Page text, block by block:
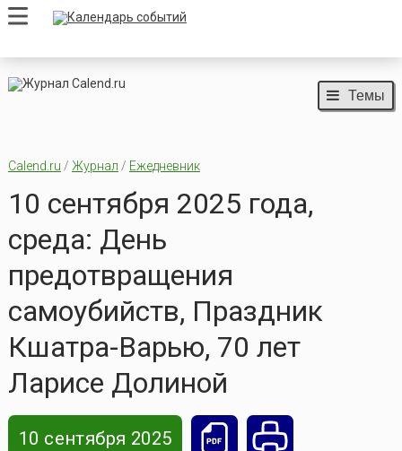
Темы
Calend.ru / Журнал / Ежедневник
10 сентября 2025 года,
среда: День
предотвращения
самоубийств, Праздник
Кшатра-Варью, 70 лет
Ларисе Долиной
10 сентября 2025